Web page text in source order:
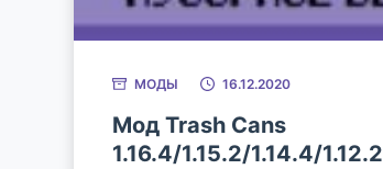
МОДЫ 16.12.2020
Мод Trash Cans
1.16.4/1.15.2/1.14.4/1.12.2